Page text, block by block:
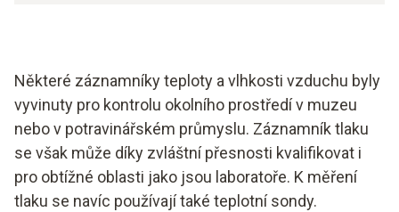
Některé záznamníky teploty a vlhkosti vzduchu byly
vyvinuty pro kontrolu okolního prostředí v muzeu
nebo v potravinářském průmyslu. Záznamník tlaku
se však může díky zvláštní přesnosti kvalifikovat i
pro obtížné oblasti jako jsou laboratoře. K měření
tlaku se navíc používají také teplotní sondy.